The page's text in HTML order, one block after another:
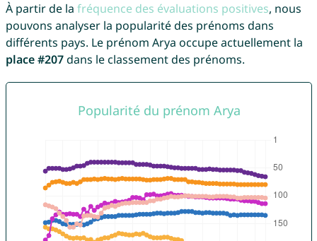
À partir de la fréquence des évaluations positives, nous
pouvons analyser la popularité des prénoms dans
différents pays. Le prénom Arya occupe actuellement la
place #207dans le classement des prénoms.